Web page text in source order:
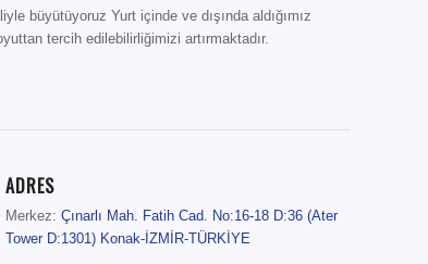
büyütüyoruz Yurt içinde ve dışında aldığımız
tercih edilebilirliğimizi artırmaktadır.
ADRES
Merkez: Çınarlı Mah. Fatih Cad. No:16-18 D:36 (Ater
Tower D:1301) Konak-İZMİR-TÜRKİYE